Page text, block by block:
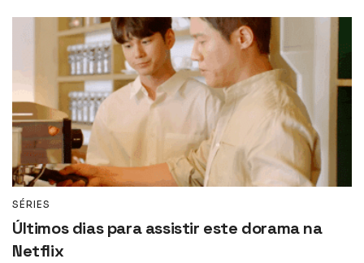
SÉRIES
Últimos dias para assistir este dorama na
Netflix